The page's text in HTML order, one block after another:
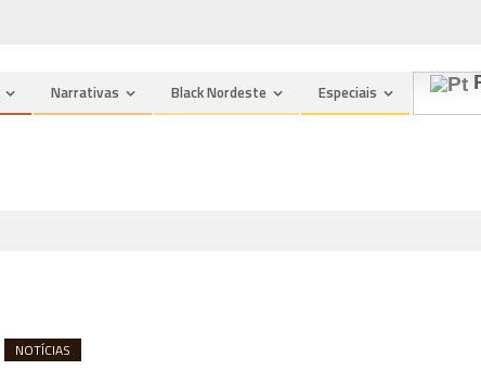
Narrativas Black Nordeste Especiais
NOTÍCIAS